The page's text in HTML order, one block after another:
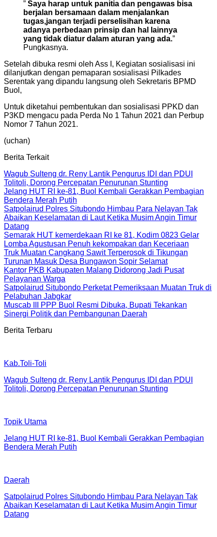
” Saya harap untuk panitia dan pengawas bisa
berjalan bersamaan dalam menjalankan
tugas,jangan terjadi perselisihan karena
adanya perbedaan prinsip dan hal lainnya
yang tidak diatur dalam aturan yang ada.”
Pungkasnya.
Setelah dibuka resmi oleh Ass I, Kegiatan sosialisasi ini
dilanjutkan dengan pemaparan sosialisasi Pilkades
Serentak yang dipandu langsung oleh Sekretaris BPMD
Buol,
Untuk diketahui pembentukan dan sosialisasi PPKD dan
P3KD mengacu pada Perda No 1 Tahun 2021 dan Perbup
Nomor 7 Tahun 2021.
(uchan)
Berita Terkait
Wagub Sulteng dr. Reny Lantik Pengurus IDI dan PDUI
Tolitoli, Dorong Percepatan Penurunan Stunting
Jelang HUT RI ke-81, Buol Kembali Gerakkan Pembagian
Bendera Merah Putih
Satpolairud Polres Situbondo Himbau Para Nelayan Tak
Abaikan Keselamatan di Laut Ketika Musim Angin Timur
Datang
Semarak HUT kemerdekaan RI ke 81, Kodim 0823 Gelar
Lomba Agustusan Penuh kekompakan dan Keceriaan
Truk Muatan Cangkang Sawit Terperosok di Tikungan
Turunan Masuk Desa Bungawon Sopir Selamat
Kantor PKB Kabupaten Malang Didorong Jadi Pusat
Pelayanan Warga
Satpolairud Situbondo Perketat Pemeriksaan Muatan Truk di
Pelabuhan Jabgkar
Muscab III PPP Buol Resmi Dibuka, Bupati Tekankan
Sinergi Politik dan Pembangunan Daerah
Berita Terbaru
Kab.Toli-Toli
Wagub Sulteng dr. Reny Lantik Pengurus IDI dan PDUI
Tolitoli, Dorong Percepatan Penurunan Stunting
Topik Utama
Jelang HUT RI ke-81, Buol Kembali Gerakkan Pembagian
Bendera Merah Putih
Daerah
Satpolairud Polres Situbondo Himbau Para Nelayan Tak
Abaikan Keselamatan di Laut Ketika Musim Angin Timur
Datang